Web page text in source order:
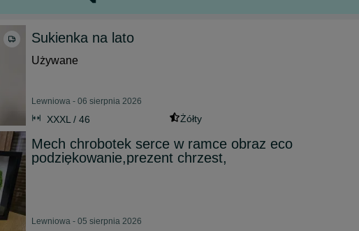
Sukienka na lato
Używane
Lewniowa - 06 sierpnia 2026
XXXL / 46 Żółty
Mech chrobotek serce w ramce obraz eco
podziękowanie,prezent chrzest,
Lewniowa - 05 sierpnia 2026